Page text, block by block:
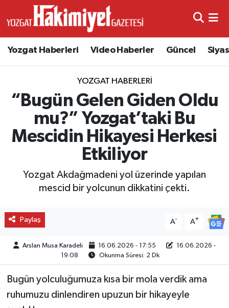
Yozgat Haberleri Video Haberler Güncel
YOZGAT HABERLERI
“Bugün Gelen Giden Oldu
mu?” Yozgat’taki Bu
Mescidin Hikayesi Herkesi
Etkiliyor
Yozgat Akdağmadeni yol üzerinde yapılan
mescid bir yolcunun dikkatini çekti.
Paylaş A- A+
Arslan Musa Karadeli 16.06.2026 - 17:55
16.06.2026 -
19:08
Okunma Süresi: 2 Dk
Bugün yolculuğumuza kısa bir mola verdik ama
ruhumuzu dinlendiren upuzun bir hikayeyle